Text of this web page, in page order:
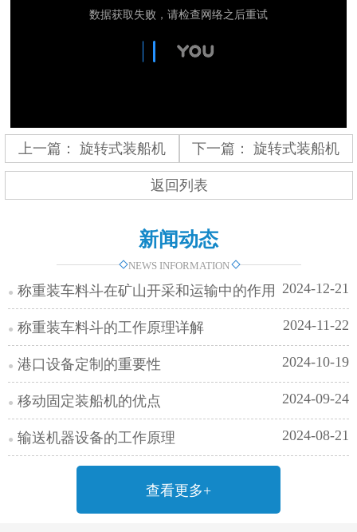
上一篇： 旋转式装船机 下一篇：旋转式装船机
返回列表
新闻动态
NEWS INFORMATION
2024-12-21
称重装车料斗在矿山开采和运输中的作用
2024-11-22
称重装车料斗的工作原理详解
2024-10-19
港口设备定制的重要性
2024-09-24
移动固定装船机的优点
2024-08-21
输送机器设备的工作原理
查看更多+